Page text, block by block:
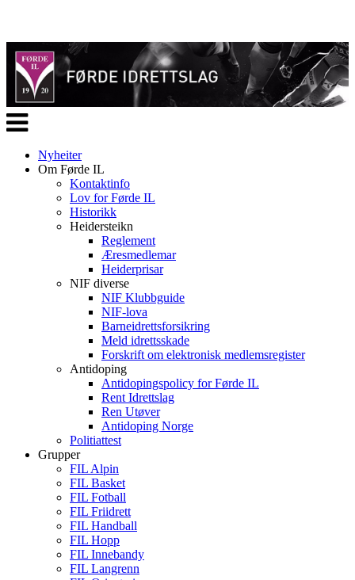
Veksle
navigasjon
Nyheiter
Om Førde IL
Kontaktinfo
Lov for Førde IL
Historikk
Heidersteikn
Reglement
Æresmedlemar
Heiderprisar
NIF diverse
NIF Klubbguide
NIF-lova
Barneidrettsforsikring
Meld idrettsskade
Forskrift om elektronisk medlemsregister
Antidoping
Antidopingspolicy for Førde IL
Rent Idrettslag
Ren Utøver
Antidoping Norge
Politiattest
Grupper
FIL Alpin
FIL Basket
FIL Fotball
FIL Friidrett
FIL Handball
FIL Hopp
FIL Innebandy
FIL Langrenn